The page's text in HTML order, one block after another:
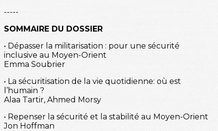
-----
SOMMAIRE DU DOSSIER
• Dépasser la militarisation : pour une sécurité
inclusive au Moyen-Orient
Emma Soubrier
• La sécuritisation de la vie quotidienne: où est
l’humain ?
Alaa Tartir, Ahmed Morsy
• Repenser la sécurité et la stabilité au Moyen-Orient
Jon Hoffman